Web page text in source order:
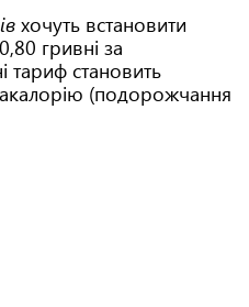
хочуть встановити
гривні за
тариф становить
(подорожчання